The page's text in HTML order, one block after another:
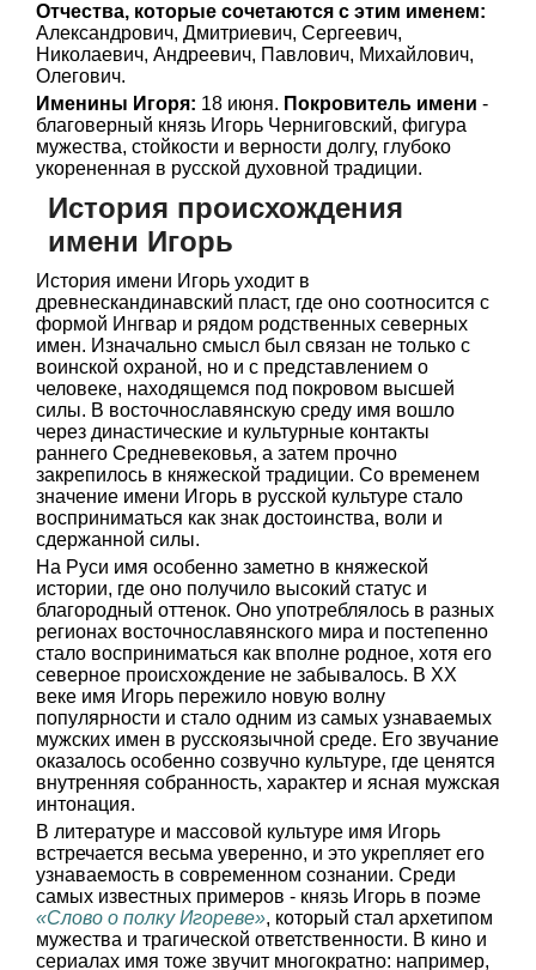
Отчества, которые сочетаются с этим именем:
Александрович, Дмитриевич, Сергеевич,
Николаевич, Андреевич, Павлович, Михайлович,
Олегович.
Именины Игоря: 18 июня. Покровитель имени -
благоверный князь Игорь Черниговский, фигура
мужества, стойкости и верности долгу, глубоко
укорененная в русской духовной традиции.
История происхождения
имени Игорь
История имени Игорь уходит в
древнескандинавский пласт, где оно соотносится с
формой Ингвар и рядом родственных северных
имен. Изначально смысл был связан не только с
воинской охраной, но и с представлением о
человеке, находящемся под покровом высшей
силы. В восточнославянскую среду имя вошло
через династические и культурные контакты
раннего Средневековья, а затем прочно
закрепилось в княжеской традиции. Со временем
значение имени Игорь в русской культуре стало
восприниматься как знак достоинства, воли и
сдержанной силы.
На Руси имя особенно заметно в княжеской
истории, где оно получило высокий статус и
благородный оттенок. Оно употреблялось в разных
регионах восточнославянского мира и постепенно
стало восприниматься как вполне родное, хотя его
северное происхождение не забывалось. В XX
веке имя Игорь пережило новую волну
популярности и стало одним из самых узнаваемых
мужских имен в русскоязычной среде. Его звучание
оказалось особенно созвучно культуре, где ценятся
внутренняя собранность, характер и ясная мужская
интонация.
В литературе и массовой культуре имя Игорь
встречается весьма уверенно, и это укрепляет его
узнаваемость в современном сознании. Среди
самых известных примеров - князь Игорь в поэме
«Слово о полку Игореве», который стал архетипом
мужества и трагической ответственности. В кино и
сериалах имя тоже звучит многократно: например,